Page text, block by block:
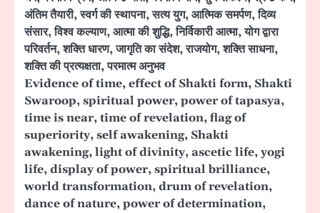
अंतिम तैयारी, स्वर्ग की स्थापना, सत्य युग, आत्मिक समर्पण, दिव्य
संसार, विश्व कल्याण, आत्मा की शुद्धि, निर्विकारी आत्मा, योग द्वारा
परिवर्तन, शक्ति धारण, जागृति का संदेश, राजयोग, शक्ति साधना,
शक्ति की प्रत्यक्षता, परमात्म अनुभव
Evidence of time, effect of Shakti form, Shakti
Swaroop, spiritual power, power of tapasya,
time is near, time of revelation, flag of
superiority, self awakening, Shakti
awakening, light of divinity, ascetic life, yogi
life, display of power, spiritual brilliance,
world transformation, drum of revelation,
dance of nature, power of determination,